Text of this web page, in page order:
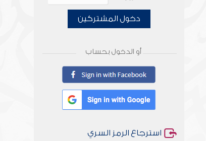
دخول المشتركين
أو الدخول بحساب
استرجاع الرمز السري